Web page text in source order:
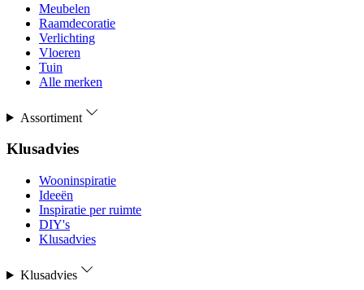
Meubelen
Raamdecoratie
Verlichting
Vloeren
Tuin
Alle merken
Assortiment
Klusadvies
Wooninspiratie
Ideeën
Inspiratie per ruimte
DIY's
Klusadvies
Klusadvies